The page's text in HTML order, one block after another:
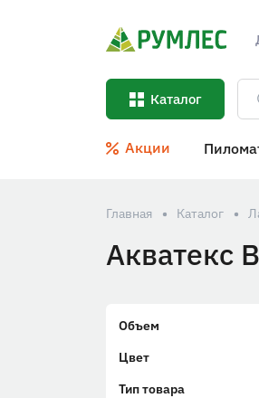
Каталог
Акции
Главная Каталог
Акватекс
Объем
Цвет
Тип товара